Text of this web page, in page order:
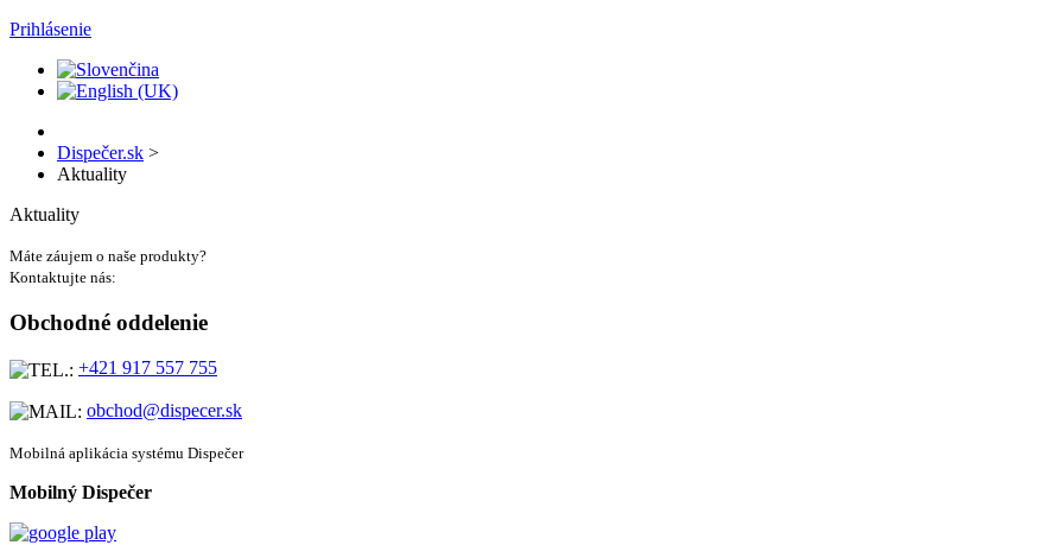
Prihlásenie
Dispečer.sk >
Aktuality
Aktuality
Máte záujem o naše produkty?
Kontaktujte nás:
Obchodné oddelenie
+421 917 557 755
obchod@dispecer.sk
Mobilná aplikácia systému Dispečer
Mobilný Dispečer